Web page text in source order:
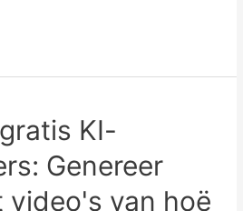
KI-
Genereer
video's van hoë